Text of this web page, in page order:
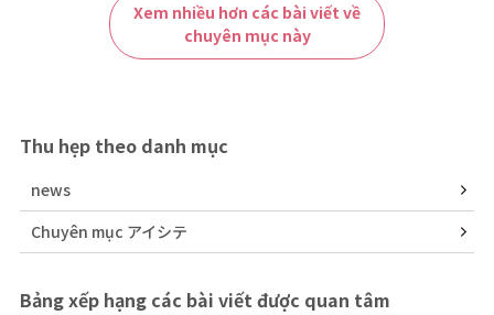
Xem nhiều hơn các bài viết về
chuyên mục này
Thu hẹp theo danh mục
news
Chuyên mục アイシテ
Bảng xếp hạng các bài viết được quan tâm